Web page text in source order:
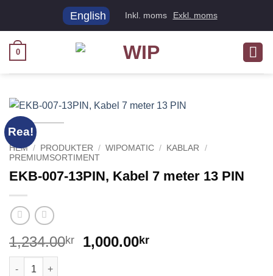
English Inkl. moms Exkl. moms
0
Rea!
HEM / PRODUKTER / WIPOMATIC / KABLAR /
PREMIUMSORTIMENT
EKB-007-13PIN, Kabel 7 meter 13 PIN
1,234.00kr
Det
1,000.00krDet
EKB-007-13PIN, Kabel 7 meter 13 PIN mängd